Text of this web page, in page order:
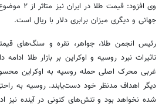
وی افزود:
جهانی و دیگری میزان برابری دلار با ریال است.
رئیس انجمن طلا، جواهر، نقره و سنگ‌های
تاثیرات نبرد روسیه و اوکراین بر بازار طلا
غربی محرک اصلی حمله روسیه به اوکراین
دیگر اهداف مدنظر خود دست‌یابند. روسیه به
شده نخواهد بود و تنش‌های کنونی در آینده نیز